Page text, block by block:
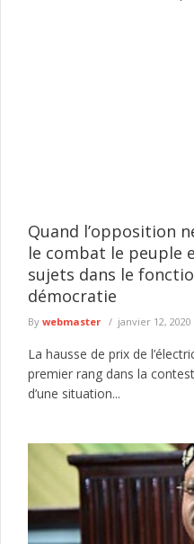
Quand l’opposition
le combat le peuple
sujets dans le
démocratie
By webmaster janvier 12, 2020
La hausse de prix de
premier rang dans la
d’une situation...